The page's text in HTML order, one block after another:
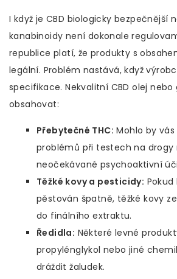
I když je CBD biologicky bezpečnější
kanabinoidy není dokonale
republice platí, že produkty s
legální. Problém nastává, když
specifikace. Nekvalitní CBD olej
obsahovat:
Přebytečné THC: Mohlo by
problémů při testech na drogy
neočekávané psychoaktivní
Těžké kovy a pesticidy:
pěstován špatně, těžké kovy
do finálního extraktu.
Ředidla: Některé levné
propylénglykol nebo jiné
dráždit žaludek.